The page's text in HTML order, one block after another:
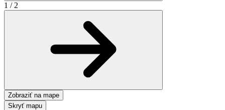
1 / 2
Zobraziť na mape
Skryť mapu